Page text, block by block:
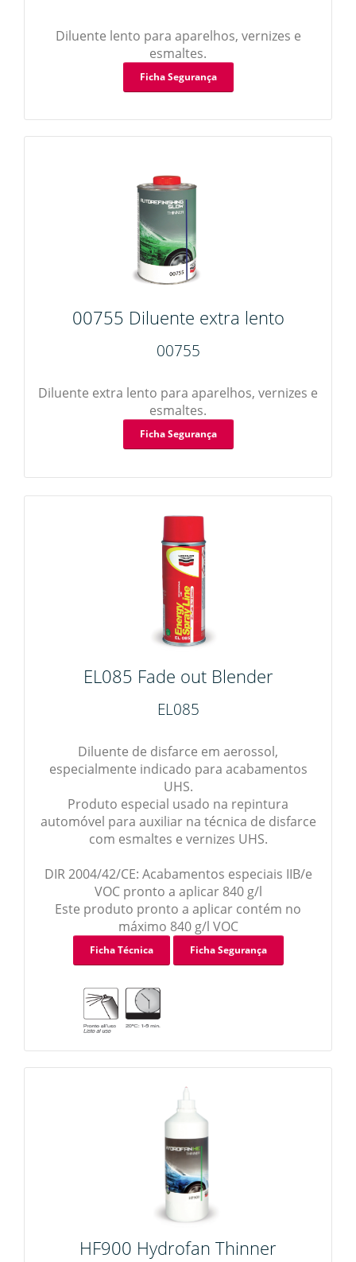
Diluente lento para aparelhos, vernizes e
esmaltes.
Ficha Segurança
00755 Diluente extra lento
00755
Diluente extra lento para aparelhos, vernizes e
esmaltes.
Ficha Segurança
EL085 Fade out Blender
EL085
Diluente de disfarce em aerossol,
especialmente indicado para acabamentos
UHS.
Produto especial usado na repintura
automóvel para auxiliar na técnica de disfarce
com esmaltes e vernizes UHS.
DIR 2004/42/CE: Acabamentos especiais IIB/e
VOC pronto a aplicar 840 g/l
Este produto pronto a aplicar contém no
máximo 840 g/l VOC
Ficha Técnica Ficha Segurança
HF900 Hydrofan Thinner